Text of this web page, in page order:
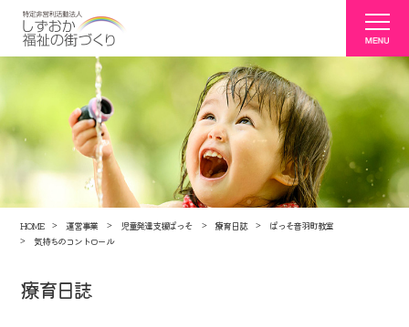
HOME 運営事業 児童発達支援ぱっそ 療育日誌
ぱっそ音羽町教室
気持ちのコントロール
療育日誌